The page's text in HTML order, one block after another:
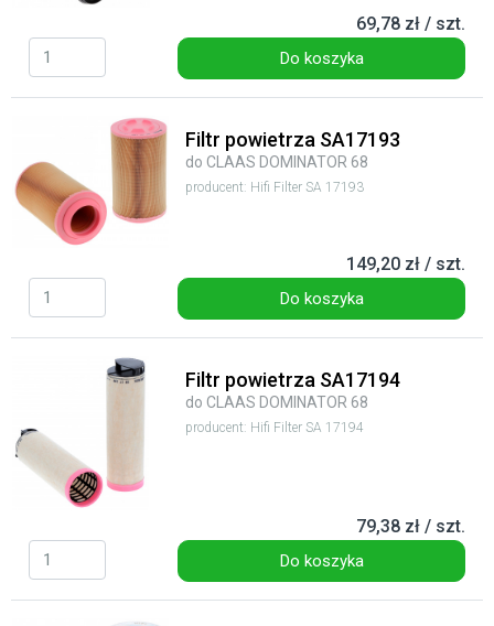
69,78 zł / szt.
Do koszyka
Filtr powietrza SA17193
do CLAAS DOMINATOR 68
producent: Hifi Filter SA 17193
149,20 zł / szt.
Do koszyka
Filtr powietrza SA17194
do CLAAS DOMINATOR 68
producent: Hifi Filter SA 17194
79,38 zł / szt.
Do koszyka